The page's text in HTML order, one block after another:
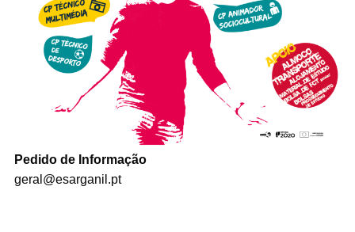
Pedido de Informação
geral@esarganil.pt